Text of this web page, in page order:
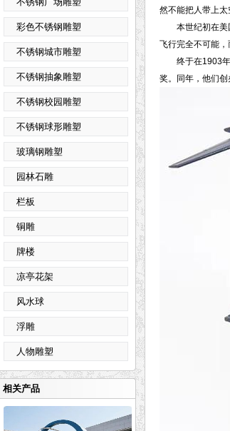
然不能把人带上太
本世纪初在美国
飞行完全不可能
终于在1903年
奖。同年，他们创
彩色不锈钢雕塑
不锈钢城市雕塑
不锈钢抽象雕塑
不锈钢校园雕塑
不锈钢球形雕塑
玻璃钢雕塑
园林石雕
栏板
铜雕
牌楼
凉亭花架
风水球
浮雕
人物雕塑
相关产品